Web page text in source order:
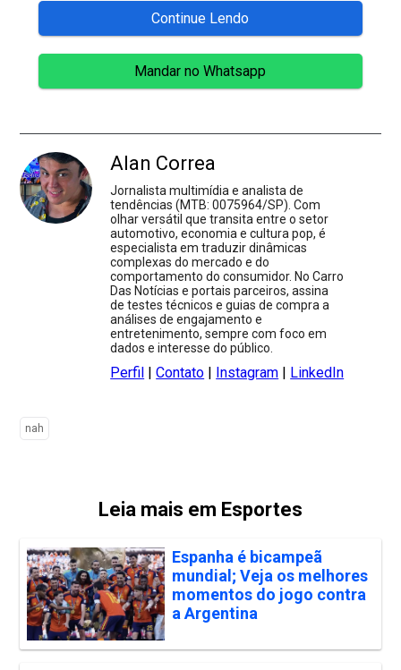
Continue Lendo
Mandar no Whatsapp
Alan Correa
Jornalista multimídia e analista de
tendências (MTB: 0075964/SP). Com
olhar versátil que transita entre o setor
automotivo, economia e cultura pop, é
especialista em traduzir dinâmicas
complexas do mercado e do
comportamento do consumidor. No Carro
Das Notícias e portais parceiros, assina
de testes técnicos e guias de compra a
análises de engajamento e
entretenimento, sempre com foco em
dados e interesse do público.
Perfil |Contato | Instagram | LinkedIn
nah
Leia mais em Esportes
Espanha é bicampeã
mundial; Veja os melhores
momentos do jogo contra
a Argentina